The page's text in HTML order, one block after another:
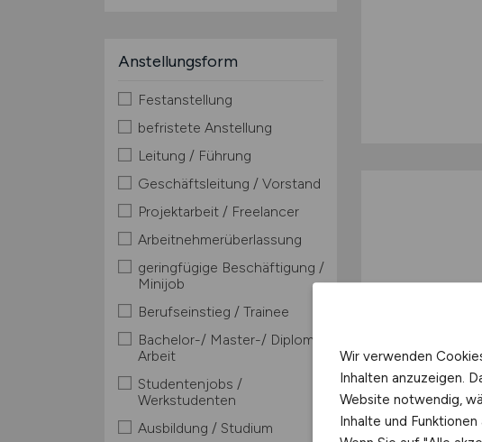
Anstellungsform
Festanstellung
befristete Anstellung
Leitung / Führung
Geschäftsleitung / Vorstand
Projektarbeit / Freelancer
Arbeitnehmerüberlassung
geringfügige Beschäftigung /
Minijob
Berufseinstieg / Trainee
Bachelor-/ Master-/ Diplom-
Arbeit
Studentenjobs /
Werkstudenten
Ausbildung / Studium
Wir verwenden
Inhalten anzuzeigen.
Website notwendig,
Inhalte und